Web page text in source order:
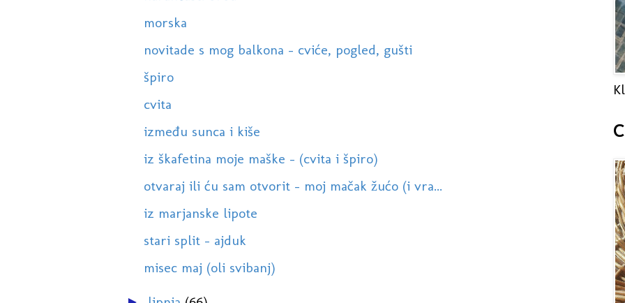
morska
novitade s mog balkona - cviće, pogled, gušti
špiro
cvita
između sunca i kiše
iz škafetina moje maške - (cvita i špiro)
otvaraj ili ću sam otvorit - moj mačak žućo (i vra...
iz marjanske lipote
stari split - ajduk
misec maj (oli svibanj)